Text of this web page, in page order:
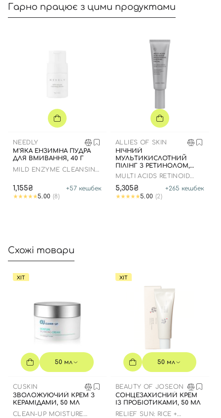
Гарно працює з цими продуктами
NEEDLY
М'ЯКА ЕНЗИМНА ПУДРА
ДЛЯ ВМИВАННЯ, 40 Г
MILD ENZYME CLEANSING
1,155₴ +57 кешбек
5.00 (8)
ALLIES OF SKIN
НІЧНИЙ
МУЛЬТИКИСЛОТНИЙ
ПІЛІНГ З РЕТИНОЛОМ,
48МЛ
MULTI ACIDS RETINOID
FACIAL
5,305₴ +265 кешбек
5.00 (2)
Схожі товари
ХІТ
50 мл
CUSKIN
ЗВОЛОЖУЮЧИЙ КРЕМ З
КЕРАМІДАМИ, 50 МЛ
CLEAN-UP MOISTURE
ХІТ
50 мл
BEAUTY OF JOSEON
СОНЦЕЗАХИСНИЙ КРЕМ
ІЗ ПРОБІОТИКАМИ, 50 МЛ
RELIEF SUN: RICE +
Вхід Реєстрація
Номер телефону
Відправляючи форму для авторизації/реєстрації ви
приймаєте умови
Угоди користувача